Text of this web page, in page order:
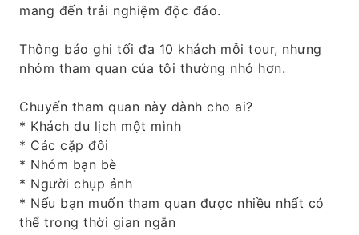
mang đến trải nghiệm độc đáo.
Thông báo ghi tối đa 10 khách mỗi tour, nhưng
nhóm tham quan của tôi thường nhỏ hơn.
Chuyến tham quan này dành cho ai?
* Khách du lịch một mình
* Các cặp đôi
* Nhóm bạn bè
* Người chụp ảnh
* Nếu bạn muốn tham quan được nhiều nhất có
thể trong thời gian ngắn